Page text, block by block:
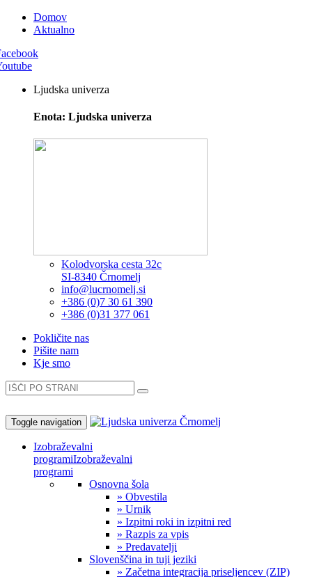
Domov
Aktualno
Ljudska univerza
Enota: Ljudska univerza
Kolodvorska cesta 32c
SI-8340 Črnomelj
info@lucrnomelj.si
+386 (0)7 30 61 390
+386 (0)31 377 061
Pokličite nas
Pišite nam
Kje smo
Toggle navigation
Izobraževalni
programiIzobraževalni
programi
Osnovna šola
» Obvestila
» Urnik
» Izpitni roki in izpitni red
» Razpis za vpis
» Predavatelji
Slovenščina in tuji jeziki
» Začetna integracija priseljencev (ZIP)